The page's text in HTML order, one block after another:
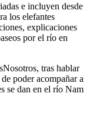
e incluyen desde
los elefantes
explicaciones
por el río en
Nosotros, tras hablar
poder acompañar a
se dan en el río Nam